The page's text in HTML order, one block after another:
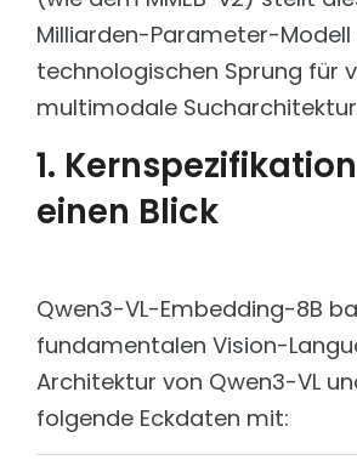
Healthcare
Sichere Informationen. Präzise
Compliance.
AI Worflow für Datenbankmigration
Bosch Support
Langjährige Contentpflege und
Bosch Webservice
Technische Umsetzung und
Lufthansa Cargo
Lead Digitalagentur
Solarize
Entwicklung dreistufiges KI-
Milliarden-Parameter-Modell
technologischen Sprung für
multimodale
1.
einen Blick
Qwen3-VL-Embedding-8B
fundamentalen Vision-
Architektur von Qwen3-VL
folgende Eckdaten mit: